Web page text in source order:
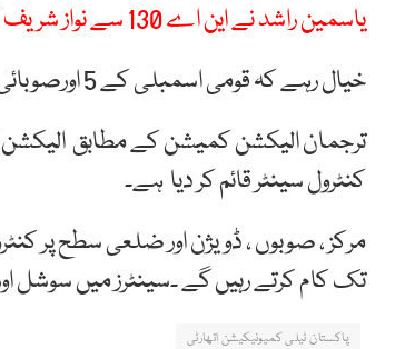
یاسمین راشد نے این اے 130 سے نواز شریف کی کامیابی الیکشن ٹریبونل میں چیلنج کر دی
خیال رہے کہ قومی اسمبلی کے 5 اورصوبائی اسمبلی کے 16حلقوں پر ضمنی انتخابات کل ہوں گے۔
ترجمان الیکشن کمیشن کے مطابق الیکشن
کنٹرول سینٹر قائم کر دیا ہے۔
مرکز ، صوبوں ، ڈویژن اور ضلعی سطح پر
تک کام کرتے رہیں گے ۔سینٹرز میں سوشل
پاکستان ٹیلی کمیونیکیشن اتھارٹی